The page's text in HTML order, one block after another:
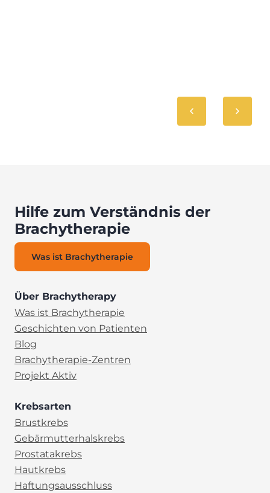
Hilfe zum Verständnis der
Brachytherapie
Was ist Brachytherapie
Über Brachytherapy
Was ist Brachytherapie
Geschichten von Patienten
Blog
Brachytherapie-Zentren
Projekt Aktiv
Krebsarten
Brustkrebs
Gebärmutterhalskrebs
Prostatakrebs
Hautkrebs
Haftungsausschluss